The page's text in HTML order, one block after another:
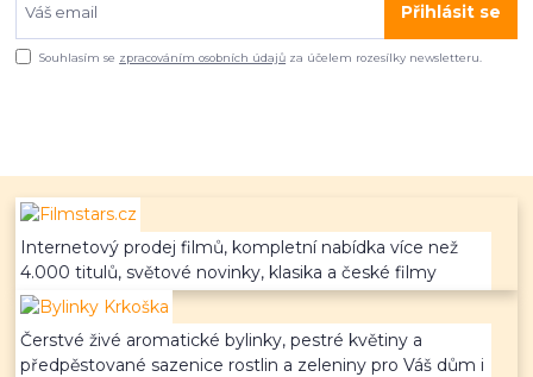
Přihlásit se
Souhlasím se zpracováním osobních údajů za účelem rozesílky newsletteru.
Internetový prodej filmů, kompletní nabídka více než
4.000 titulů, světové novinky, klasika a české filmy
Čerstvé živé aromatické bylinky, pestré květiny a
předpěstované sazenice rostlin a zeleniny pro Váš dům i